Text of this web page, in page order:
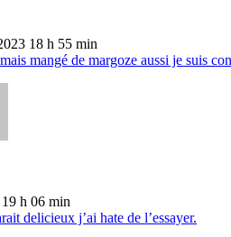
18 h 55 min
mangé de margoze aussi je suis
h 06 min
delicieux j’ai hate de l’essayer.